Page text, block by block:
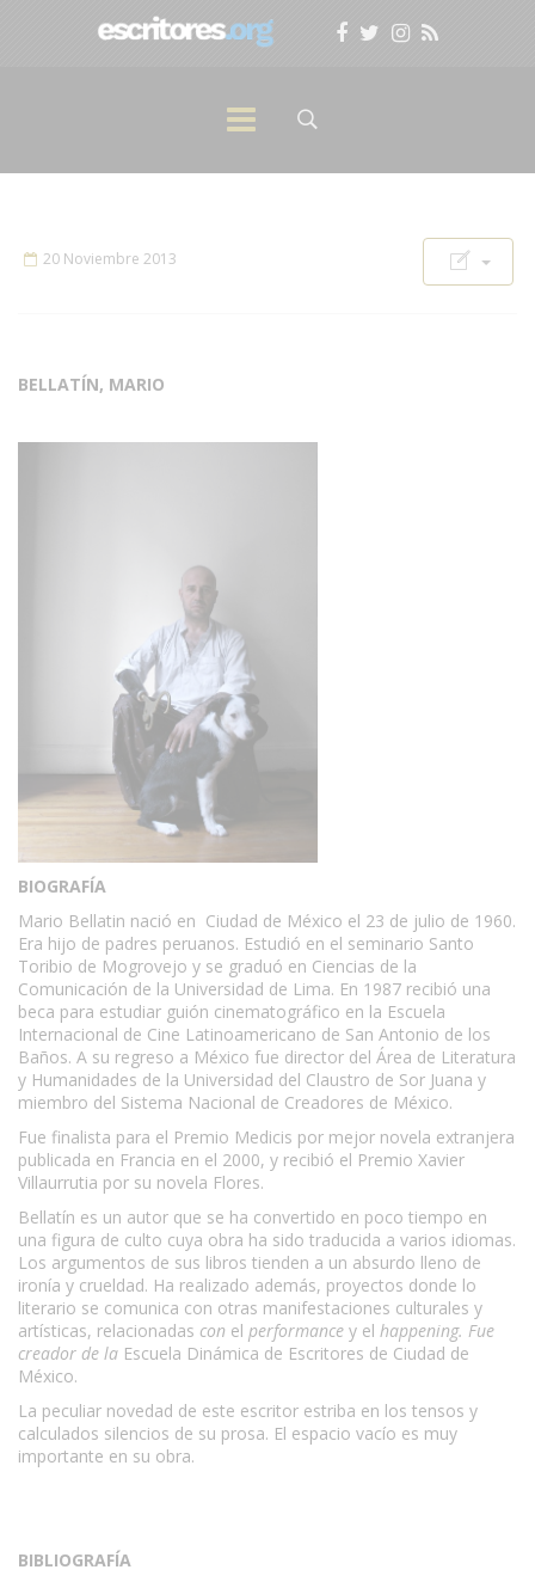
20 Noviembre 2013
BELLATÍN, MARIO
BIOGRAFÍA
Mario Bellatin nació en Ciudad de México el 23 de julio de 1960.
Era hijo de padres peruanos. Estudió en el seminario Santo
Toribio de Mogrovejo y se graduó en Ciencias de la
Comunicación de la Universidad de Lima. En 1987 recibió una
beca para estudiar guión cinematográfico en la Escuela
Internacional de Cine Latinoamericano de San Antonio de los
Baños. A su regreso a México fue director del Área de Literatura
y Humanidades de la Universidad del Claustro de Sor Juana y
miembro del Sistema Nacional de Creadores de México.
Fue finalista para el Premio Medicis por mejor novela extranjera
publicada en Francia en el 2000, y recibió el Premio Xavier
Villaurrutia por su novela Flores.
Bellatín es un autor que se ha convertido en poco tiempo en
una figura de culto cuya obra ha sido traducida a varios idiomas.
Los argumentos de sus libros tienden a un absurdo lleno de
ironía y crueldad. Ha realizado además, proyectos donde lo
literario se comunica con otras manifestaciones culturales y
artísticas, relacionadas con el performance y el happening. Fue
creador de la Escuela Dinámica de Escritores de Ciudad de
México.
La peculiar novedad de este escritor estriba en los tensos y
calculados silencios de su prosa. El espacio vacío es muy
importante en su obra.
BIBLIOGRAFÍA